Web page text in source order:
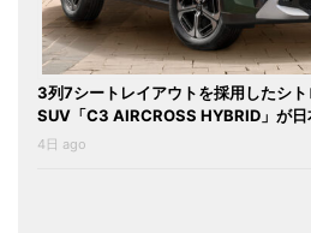
3列7シートレイアウトを採用したシ
SUV「C3 AIRCROSS HYBRID」が日
4日 ago